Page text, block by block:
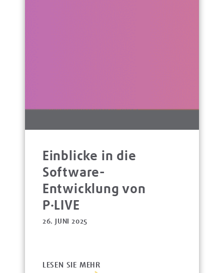
Einblicke in die
Software-
Entwicklung von
P·LIVE
26. JUNI 2025
LESEN SIE MEHR